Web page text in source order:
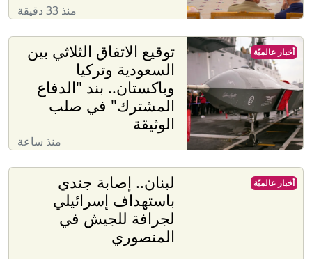
منذ 33 دقيقة
توقيع الاتفاق الثلاثي بين
السعودية وتركيا
وباكستان.. بند "الدفاع
المشترك" في صلب
الوثيقة
منذ ساعة
أخبار عالميّة
لبنان.. إصابة جندي
باستهداف إسرائيلي
لجرافة للجيش في
المنصوري